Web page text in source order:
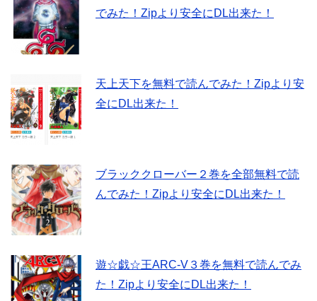
でみた！Zipより安全にDL出来た！
天上天下を無料で読んでみた！Zipより安
全にDL出来た！
ブラッククローバー２巻を全部無料で読
んでみた！Zipより安全にDL出来た！
遊☆戯☆王ARC-V３巻を無料で読んでみ
た！Zipより安全にDL出来た！